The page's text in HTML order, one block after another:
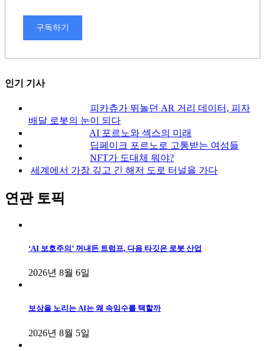
구독하기
인기 기사
피카츄가 뛰놀던 AR 거리 데이터, 피자
배달 로봇의 눈이 되다
AI 포르노와 섹스의 미래
딥페이크 포르노로 고통받는 여성들
NFT가 도대체 뭐야?
세계에서 가장 깊고 긴 해저 도로 터널을 가다
연관 토픽
‘AI 보호주의’ 꺼내든 트럼프, 다음 타깃은 로봇 산업
2026년 8월 6일
보상을 노리는 AI는 왜 속임수를 택할까
2026년 8월 5일